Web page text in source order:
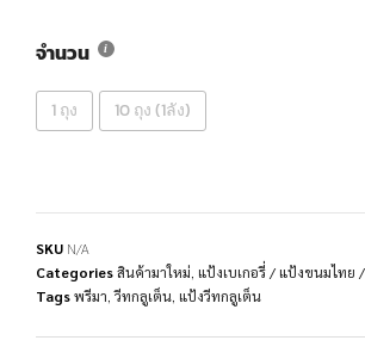
จำนวน
1 ถุง 10 ถุง (1ลัง)
SKU N/A
Categoriesสินค้ามาใหม่ แป้งเบเกอรี่ / แป้งขนมไทย
Tagsพรีมา ,วีทกลูเต็น แป้งวีทกลูเต็น